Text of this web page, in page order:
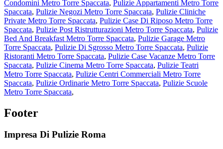
Condomini Metro Torre Spaccata, Pulizie Appartamenti Metro Torre
Spaccata, Pulizie Negozi Metro Torre Spaccata, Pulizie Cliniche
Private Metro Torre Spaccata, Pulizie Case Di Riposo Metro Torre
Spaccata, Pulizie Post Ristrutturazioni Metro Torre Spaccata, Pulizie
Bed And Breakfast Metro Torre Spaccata, Pulizie Garage Metro
Torre Spaccata, Pulizie Di Sgrosso Metro Torre Spaccata, Pulizie
Ristoranti Metro Torre Spaccata, Pulizie Case Vacanze Metro Torre
Spaccata, Pulizie Cinema Metro Torre Spaccata, Pulizie Teatri
Metro Torre Spaccata, Pulizie Centri Commerciali Metro Torre
Spaccata, Pulizie Ordinarie Metro Torre Spaccata, Pulizie Scuole
Metro Torre Spaccata,
Footer
Impresa Di Pulizie Roma